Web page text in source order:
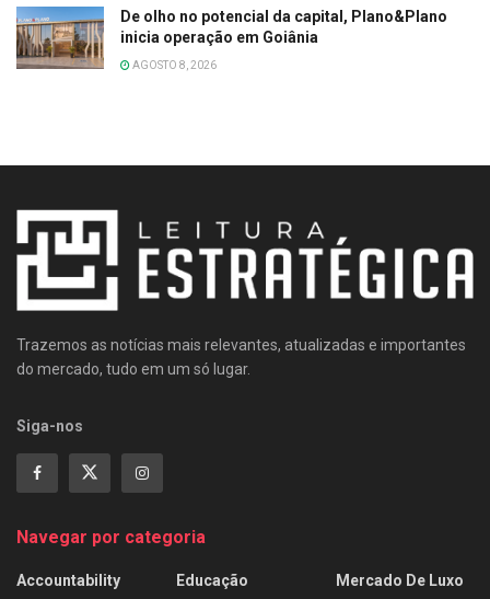
De olho no potencial da capital, Plano&Plano
inicia operação em Goiânia
AGOSTO 8, 2026
Trazemos as notícias mais relevantes, atualizadas e importantes
do mercado, tudo em um só lugar.
Siga-nos
Navegar por categoria
Accountability
Educação
Mercado De Luxo